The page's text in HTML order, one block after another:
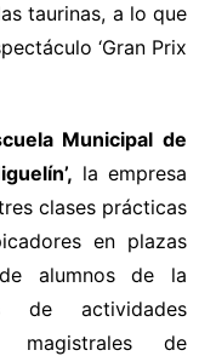
taurinas, a lo que
‘Gran Prix
Municipal de
la empresa
clases prácticas
en plazas
alumnos de la
de actividades
magistrales de